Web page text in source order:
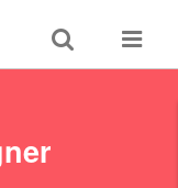
Toggle
search
Toggle